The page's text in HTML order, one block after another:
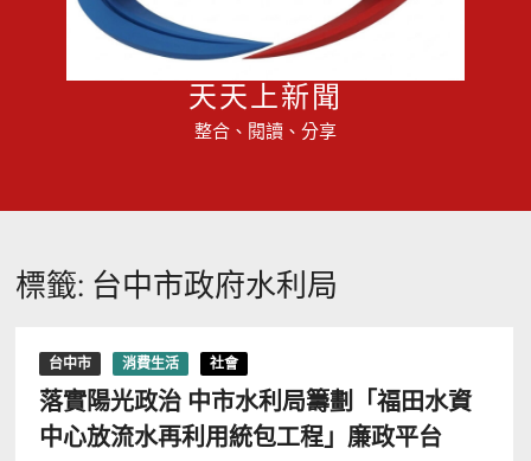
天天上新聞
整合、閱讀、分享
標籤: 台中市政府水利局
台中市 消費生活 社會
落實陽光政治 中市水利局籌劃「福田水資
中心放流水再利用統包工程」廉政平台